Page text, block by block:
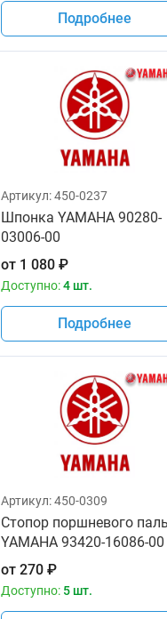
Подробнее
Артикул:450-0237
Шпонка YAMAHA 90280-
03006-00
от 1 080₽
Доступно:4 шт.
Подробнее
Артикул:450-0309
Стопор поршневого
YAMAHA 93420-16086-00
от 270₽
Доступно: 5 шт.